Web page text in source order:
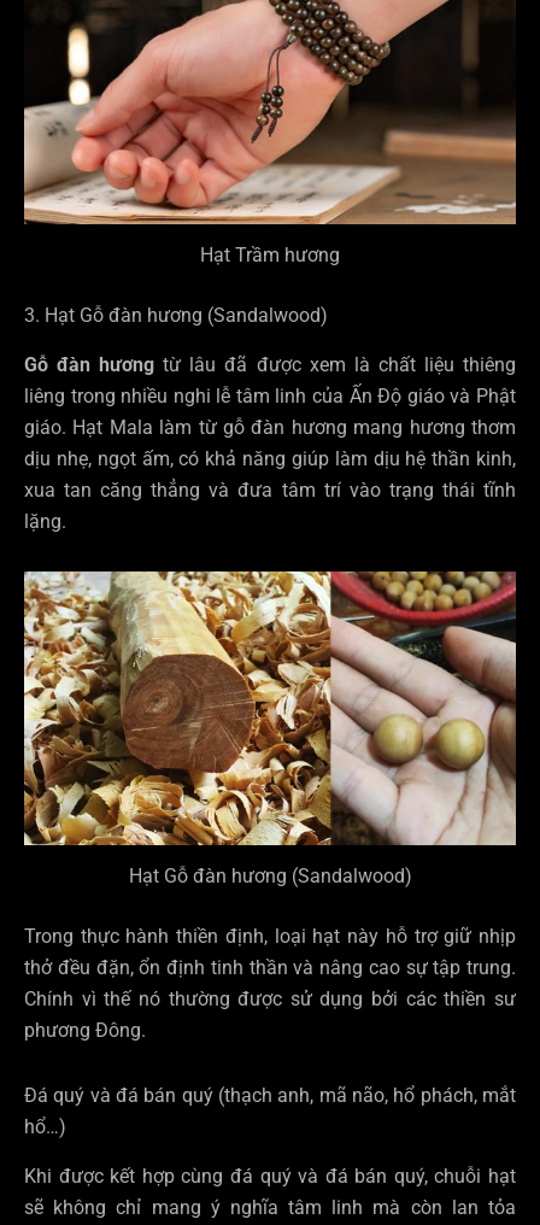
Hạt Trầm hương
3. Hạt Gỗ đàn hương (Sandalwood)
Gỗ đàn hương từ lâu đã được xem là chất liệu thiêng
liêng trong nhiều nghi lễ tâm linh của Ấn Độ giáo và Phật
giáo. Hạt Mala làm từ gỗ đàn hương mang hương thơm
dịu nhẹ, ngọt ấm, có khả năng giúp làm dịu hệ thần kinh,
xua tan căng thẳng và đưa tâm trí vào trạng thái tĩnh
lặng.
Hạt Gỗ đàn hương (Sandalwood)
Trong thực hành thiền định, loại hạt này hỗ trợ giữ nhịp
thở đều đặn, ổn định tinh thần và nâng cao sự tập trung.
Chính vì thế nó thường được sử dụng bởi các thiền sư
phương Đông.
Đá quý và đá bán quý (thạch anh, mã não, hổ phách, mắt
hổ…)
Khi được kết hợp cùng đá quý và đá bán quý, chuỗi hạt
sẽ không chỉ mang ý nghĩa tâm linh mà còn lan tỏa